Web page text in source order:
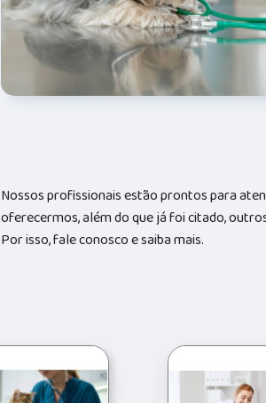
Nossos profissionais estão prontos para
oferecermos, além do que já foi citado,
Por isso, fale conosco e saiba mais.